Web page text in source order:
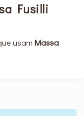
Fusilli
usam Massa